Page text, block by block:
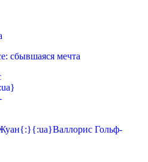
сбывшаяся мечта
Гольф-